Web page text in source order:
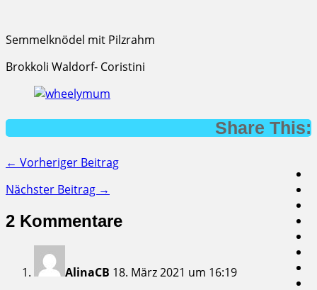
Semmelknödel mit Pilzrahm
Brokkoli Waldorf- Coristini
Share This:
← Vorheriger Beitrag
Nächster Beitrag →
2 Kommentare
AlinaCB 18. März 2021 um 16:19